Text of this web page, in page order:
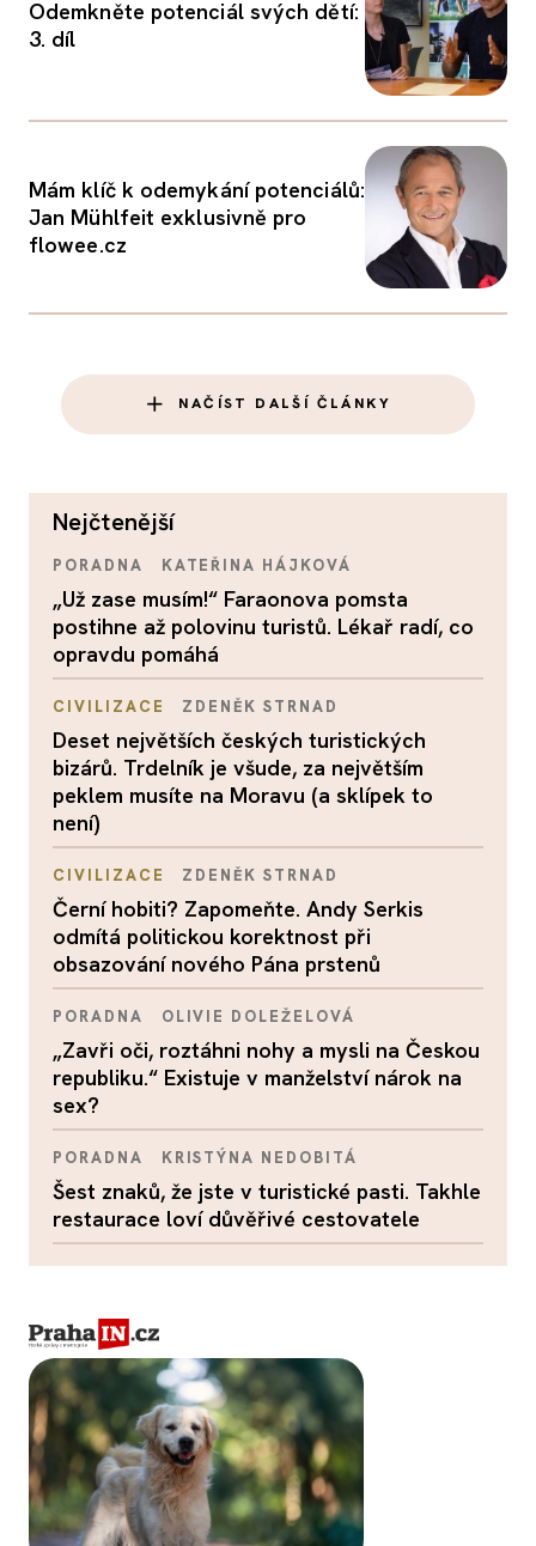
Odemkněte potenciál svých dětí:
3. díl
Mám klíč k odemykání potenciálů:
Jan Mühlfeit exklusivně pro
flowee.cz
NAČÍST DALŠÍ ČLÁNKY
nejčtenější
PORADNA KATEŘINA HÁJKOVÁ
„Už zase musím!“ Faraonova pomsta
postihne až polovinu turistů. Lékař radí, co
opravdu pomáhá
CIVILIZACE ZDENĚK STRNAD
Deset největších českých turistických
bizárů. Trdelník je všude, za největším
peklem musíte na Moravu (a sklípek to
není)
CIVILIZACE ZDENĚK STRNAD
Černí hobiti? Zapomeňte. Andy Serkis
odmítá politickou korektnost při
obsazování nového Pána prstenů
PORADNA OLIVIE DOLEŽELOVÁ
„Zavři oči, roztáhni nohy a mysli na Českou
republiku.“ Existuje v manželství nárok na
sex?
PORADNA KRISTÝNA NEDOBITÁ
Šest znaků, že jste v turistické pasti. Takhle
restaurace loví důvěřivé cestovatele